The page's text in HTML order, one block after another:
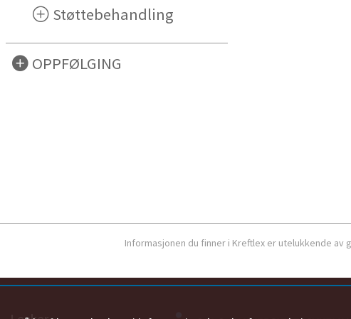
Støttebehandling
OPPFØLGING
Informasjonen du finner i Kreftlex er utelukkende